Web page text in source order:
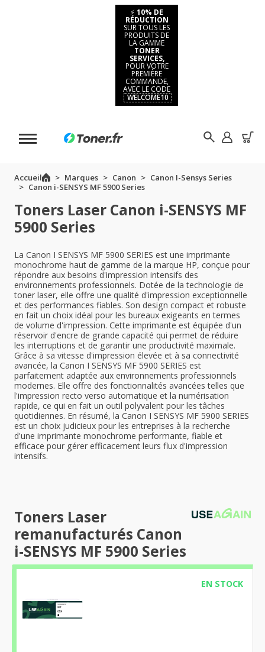
⚡ 10% DE
RÉDUCTION
SUR TOUS LES
PRODUITS DE
LA GAMME
TONER
SERVICES,
POUR VOTRE
PREMIÈRE
COMMANDE,
AVEC LE CODE
WELCOME10
Accueil Marques Canon
Canon I-Sensys Series
Canon i-SENSYS MF 5900 Series
Toners Laser Canon i-SENSYS MF
5900 Series
La Canon I SENSYS MF 5900 SERIES est une imprimante
monochrome haut de gamme de la marque HP, conçue pour
répondre aux besoins d'impression intensifs des
environnements professionnels. Dotée de la technologie de
toner laser, elle offre une qualité d'impression exceptionnelle
et des performances fiables. Son design compact et robuste
en fait un choix idéal pour les bureaux exigeants en termes
de volume d'impression. Cette imprimante est équipée d'un
réservoir d'encre de grande capacité qui permet de réduire
les interruptions et de garantir une productivité maximale.
Grâce à sa vitesse d'impression élevée et à sa connectivité
avancée, la Canon I SENSYS MF 5900 SERIES est
parfaitement adaptée aux environnements professionnels
modernes. Elle offre des fonctionnalités avancées telles que
l'impression recto verso automatique et la numérisation
rapide, ce qui en fait un outil polyvalent pour les tâches
quotidiennes. En résumé, la Canon I SENSYS MF 5900 SERIES
est un choix judicieux pour les entreprises à la recherche
d'une imprimante monochrome performante, fiable et
efficace pour gérer efficacement leurs flux d'impression
intensifs.
Toners Laser
remanufacturés Canon
i-SENSYS MF 5900 Series
EN STOCK